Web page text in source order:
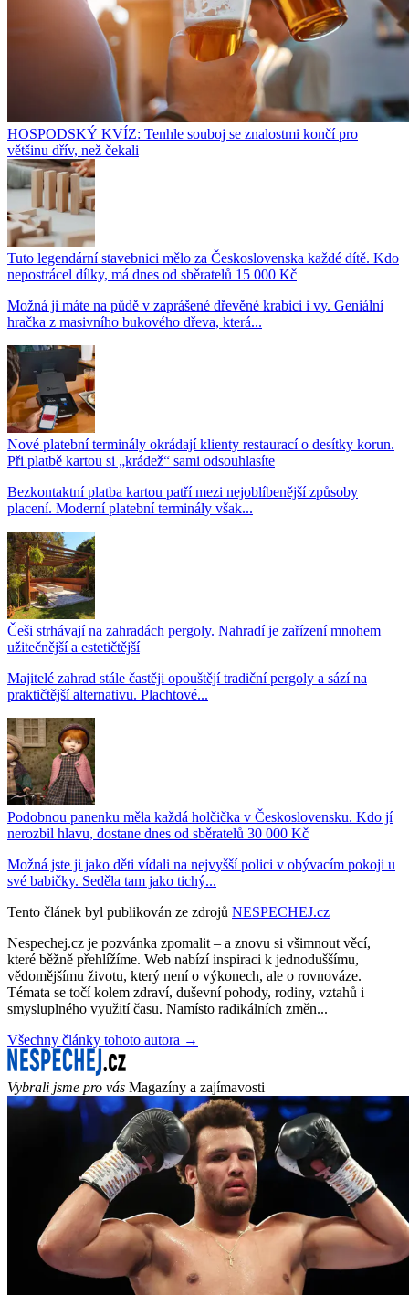
HOSPODSKÝ KVÍZ: Tenhle souboj se znalostmi končí pro
většinu dřív, než čekali
Tuto legendární stavebnici mělo za Československa každé dítě. Kdo
nepostrácel dílky, má dnes od sběratelů 15 000 Kč
Možná ji máte na půdě v zaprášené dřevěné krabici i vy. Geniální
hračka z masivního bukového dřeva, která...
Nové platební terminály okrádají klienty restaurací o desítky korun.
Při platbě kartou si „krádež“ sami odsouhlasíte
Bezkontaktní platba kartou patří mezi nejoblíbenější způsoby
placení. Moderní platební terminály však...
Češi strhávají na zahradách pergoly. Nahradí je zařízení mnohem
užitečnější a estetičtější
Majitelé zahrad stále častěji opouštějí tradiční pergoly a sází na
praktičtější alternativu. Plachtové...
Podobnou panenku měla každá holčička v Československu. Kdo jí
nerozbil hlavu, dostane dnes od sběratelů 30 000 Kč
Možná jste ji jako děti vídali na nejvyšší polici v obývacím pokoji u
své babičky. Seděla tam jako tichý...
Tento článek byl publikován ze zdrojů NESPECHEJ.cz
Nespechej.cz je pozvánka zpomalit – a znovu si všimnout věcí,
které běžně přehlížíme. Web nabízí inspiraci k jednoduššímu,
vědomějšímu životu, který není o výkonech, ale o rovnováze.
Témata se točí kolem zdraví, duševní pohody, rodiny, vztahů i
smysluplného využití času. Namísto radikálních změn...
Všechny články tohoto autora →
Vybrali jsme pro vás Magazíny a zajímavosti